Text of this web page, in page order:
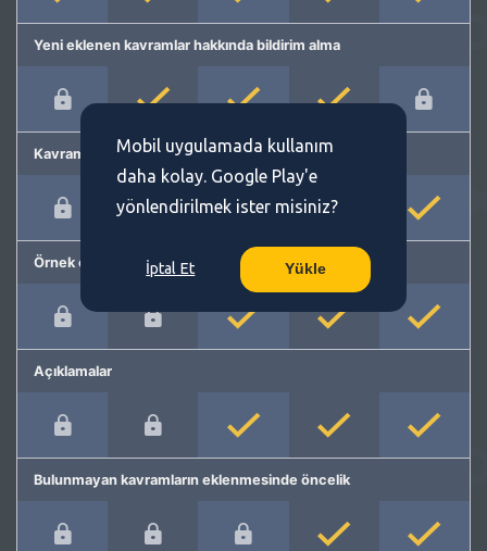
Yeni eklenen kavramlar hakkında bildirim alma
Kavram önerme
Örnek cümleler
Açıklamalar
Bulunmayan kavramların eklenmesinde öncelik
Mobil uygulamada kullanım
daha kolay. Google Play'e
yönlendirilmek ister misiniz?
İptal Et Yükle